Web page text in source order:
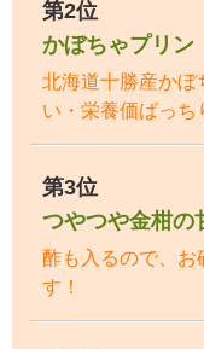
第2位
かぼちゃプリン
北海道十勝産かぼ
い・栄養価ばっち
第3位
つやつや金柑の
酢も入るので、お
す！